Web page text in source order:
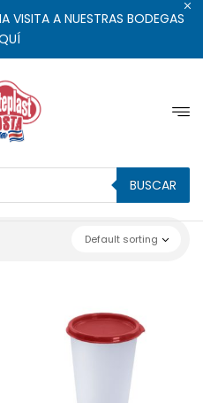
VISITA A NUESTRAS BODEGAS
BUSCAR
Default sorting